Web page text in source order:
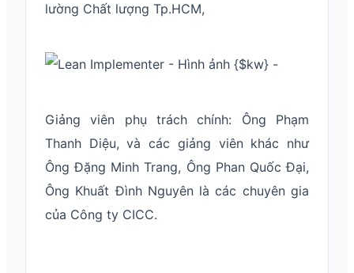
lường Chất lượng Tp.HCM,
Giảng viên phụ trách chính: Ông Phạm
Thanh Diệu, và các giảng viên khác như
Ông Đặng Minh Trang, Ông Phan Quốc Đại,
Ông Khuất Đình Nguyên là các chuyên gia
của Công ty CICC.